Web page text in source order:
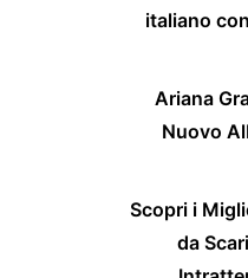
italiano
Ariana
Nuovo
Scopri i
da